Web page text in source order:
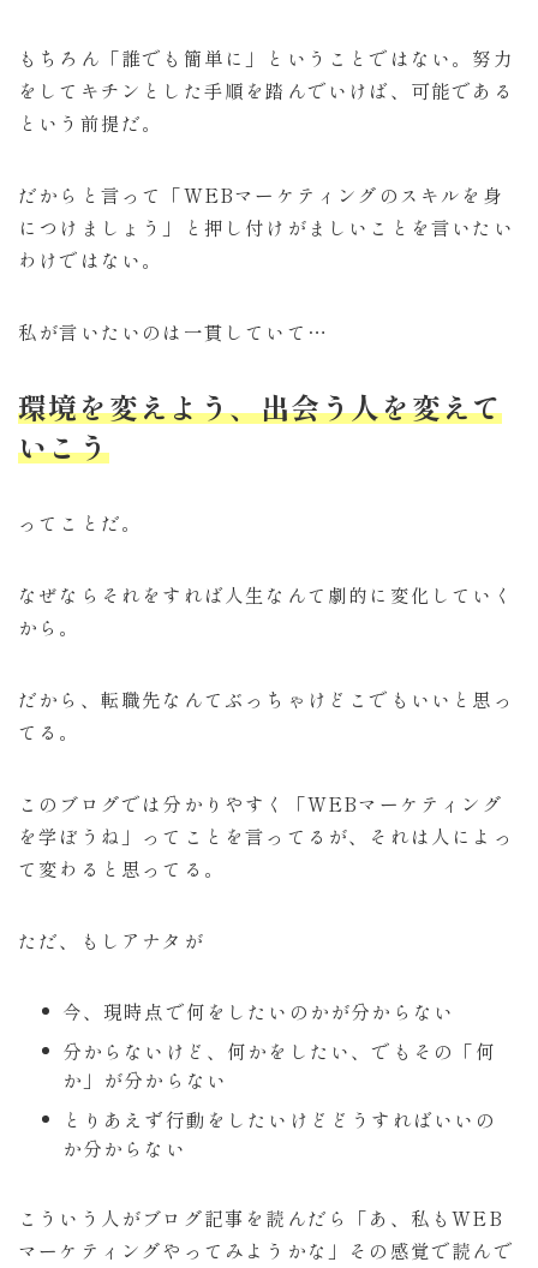
もちろん「誰でも簡単に」ということではない。努力
をしてキチンとした手順を踏んでいけば、可能である
という前提だ。
だからと言って「WEBマーケティングのスキルを身
につけましょう」と押し付けがましいことを言いたい
わけではない。
私が言いたいのは一貫していて…
環境を変えよう、出会う人を変えて
いこう
ってことだ。
なぜならそれをすれば人生なんて劇的に変化していく
から。
だから、転職先なんてぶっちゃけどこでもいいと思っ
てる。
このブログでは分かりやすく「WEBマーケティング
を学ぼうね」ってことを言ってるが、それは人によっ
て変わると思ってる。
ただ、もしアナタが
今、現時点で何をしたいのかが分からない
分からないけど、何かをしたい、でもその「何
か」が分からない
とりあえず行動をしたいけどどうすればいいの
か分からない
こういう人がブログ記事を読んだら「あ、私もWEB
マーケティングやってみようかな」その感覚で読んで